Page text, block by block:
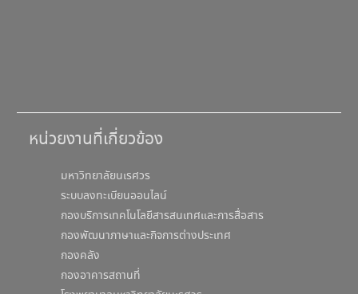
หน่วยงานที่เกี่ยวข้อง
มหาวิทยาลัยนเรศวร
ระบบลงทะเบียนออนไลน์
กองบริการเทคโนโลยีสารสนเทศและการสื่อสาร
กองพัฒนาภาษาและกิจการต่างประเทศ
กองคลัง
กองอาคารสถานที่